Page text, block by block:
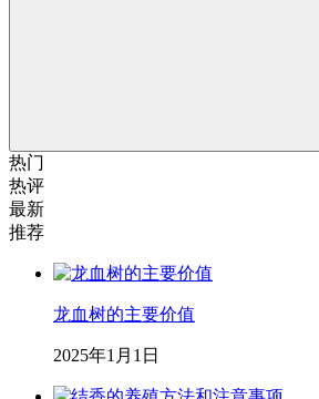
热门
热评
最新
推荐
龙血树的主要价值
2025年1月1日